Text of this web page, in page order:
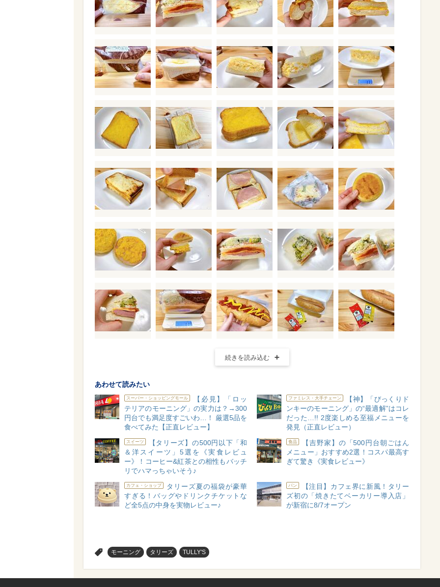
続きを読み込む
あわせて読みたい
スーパー・ショッピングモール
【必見】「ロッ
テリアのモーニング」の実力は？→300
円台でも満足度すごいわ…！ 厳選5品を
食べてみた【正直レビュー】
ファミレス・大手チェーン
【神】「びっくりド
ンキーのモーニング」の“最適解”はコレ
だった…!! 2度楽しめる至福メニューを
発見（正直レビュー）
スイーツ
【タリーズ】の500円以下「和
＆洋スイーツ」5選を《実食レビュ
ー》！コーヒー&紅茶との相性もバッチ
リでハマっちゃいそう♪
食品
【吉野家】の「500円台朝ごはん
メニュー」おすすめ2選！コスパ最高す
ぎて驚き《実食レビュー》
カフェ・ショップ
タリーズ夏の福袋が豪華
すぎる！バッグやドリンクチケットな
ど全5点の中身を実物レビュー♪
パン
【注目】カフェ界に新風！タリー
ズ初の「焼きたてベーカリー導入店」
が新宿に8/7オープン
モーニング タリーズ TULLY'S